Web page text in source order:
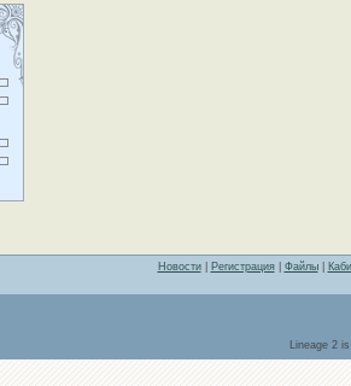
Новости| Регистрация| Файлы|
Lineage 2